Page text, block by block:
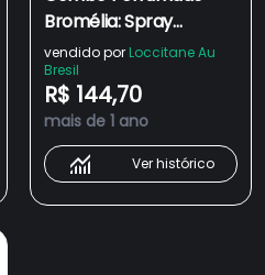
Bromélia: Spray
Perfumado e Sabonete
+ Necessaire
vendido por Loccitane Au
Bresil
R$ 144,70
mais de 1 ano
Ver histórico